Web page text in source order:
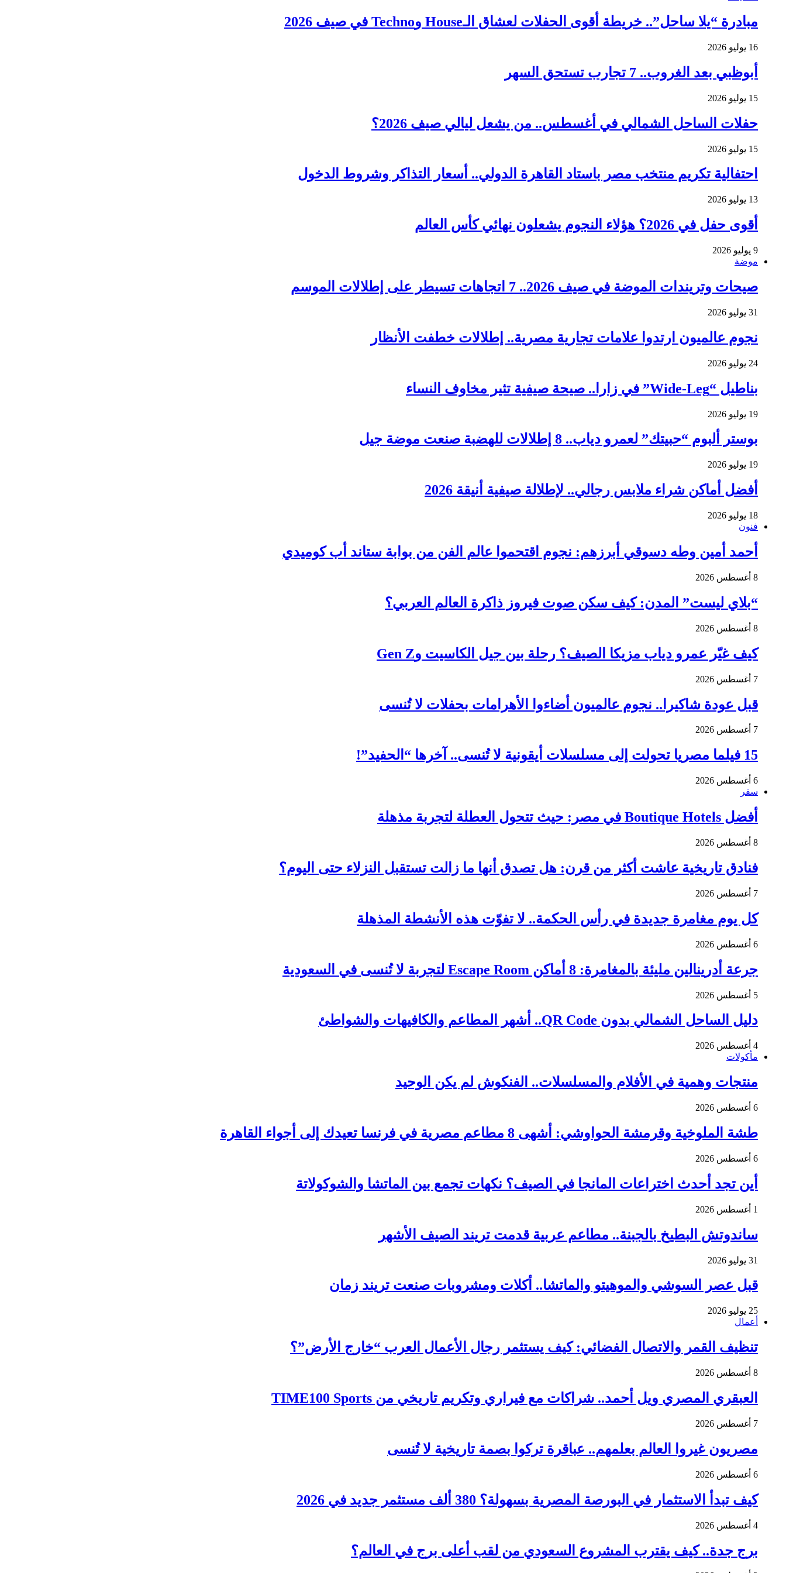
مبادرة “يلا ساحل”.. خريطة أقوى الحفلات لعشاق الـHouse وTechno في صيف 2026
16 يوليو 2026
أبوظبي بعد الغروب.. 7 تجارب تستحق السهر
15 يوليو 2026
حفلات الساحل الشمالي في أغسطس.. من يشعل ليالي صيف 2026؟
15 يوليو 2026
احتفالية تكريم منتخب مصر باستاد القاهرة الدولي.. أسعار التذاكر وشروط الدخول
13 يوليو 2026
أقوى حفل في 2026؟ هؤلاء النجوم يشعلون نهائي كأس العالم
9 يوليو 2026
موضة
صيحات وتريندات الموضة في صيف 2026.. 7 اتجاهات تسيطر على إطلالات الموسم
31 يوليو 2026
نجوم عالميون ارتدوا علامات تجارية مصرية.. إطلالات خطفت الأنظار
24 يوليو 2026
بناطيل “Wide-Leg” في زارا.. صيحة صيفية تثير مخاوف النساء
19 يوليو 2026
بوستر ألبوم “حبيتك” لعمرو دياب.. 8 إطلالات للهضبة صنعت موضة جيل
19 يوليو 2026
أفضل أماكن شراء ملابس رجالي.. لإطلالة صيفية أنيقة 2026
18 يوليو 2026
فنون
أحمد أمين وطه دسوقي أبرزهم: نجوم اقتحموا عالم الفن من بوابة ستاند أب كوميدي
8 أغسطس 2026
“بلاي ليست” المدن: كيف سكن صوت فيروز ذاكرة العالم العربي؟
8 أغسطس 2026
كيف غيّر عمرو دياب مزيكا الصيف؟ رحلة بين جيل الكاسيت وGen Z
7 أغسطس 2026
قبل عودة شاكيرا.. نجوم عالميون أضاءوا الأهرامات بحفلات لا تُنسى
7 أغسطس 2026
15 فيلما مصريا تحولت إلى مسلسلات أيقونية لا تُنسى.. آخرها “الحفيد”!
6 أغسطس 2026
سفر
أفضل Boutique Hotels في مصر: حيث تتحول العطلة لتجربة مذهلة
8 أغسطس 2026
فنادق تاريخية عاشت أكثر من قرن: هل تصدق أنها ما زالت تستقبل النزلاء حتى اليوم؟
7 أغسطس 2026
كل يوم مغامرة جديدة في رأس الحكمة.. لا تفوّت هذه الأنشطة المذهلة
6 أغسطس 2026
جرعة أدرينالين مليئة بالمغامرة: 8 أماكن Escape Room لتجربة لا تُنسى في السعودية
5 أغسطس 2026
دليل الساحل الشمالي بدون QR Code.. أشهر المطاعم والكافيهات والشواطئ
4 أغسطس 2026
مأكولات
منتجات وهمية في الأفلام والمسلسلات.. الفنكوش لم يكن الوحيد
6 أغسطس 2026
طشة الملوخية وقرمشة الحواوشي: أشهى 8 مطاعم مصرية في فرنسا تعيدك إلى أجواء القاهرة
6 أغسطس 2026
أين تجد أحدث اختراعات المانجا في الصيف؟ نكهات تجمع بين الماتشا والشوكولاتة
1 أغسطس 2026
ساندوتش البطيخ بالجبنة.. مطاعم عربية قدمت تريند الصيف الأشهر
31 يوليو 2026
قبل عصر السوشي والموهيتو والماتشا.. أكلات ومشروبات صنعت تريند زمان
25 يوليو 2026
أعمال
تنظيف القمر والاتصال الفضائي: كيف يستثمر رجال الأعمال العرب “خارج الأرض”؟
8 أغسطس 2026
العبقري المصري ويل أحمد.. شراكات مع فيراري وتكريم تاريخي من TIME100 Sports
7 أغسطس 2026
مصريون غيروا العالم بعلمهم.. عباقرة تركوا بصمة تاريخية لا تُنسى
6 أغسطس 2026
كيف تبدأ الاستثمار في البورصة المصرية بسهولة؟ 380 ألف مستثمر جديد في 2026
4 أغسطس 2026
برج جدة.. كيف يقترب المشروع السعودي من لقب أعلى برج في العالم؟